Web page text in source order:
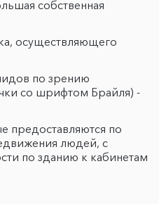
собственная
осуществляющего
по зрению
со шрифтом Брайля) -
предоставляются по
людей, с
по зданию к кабинетам